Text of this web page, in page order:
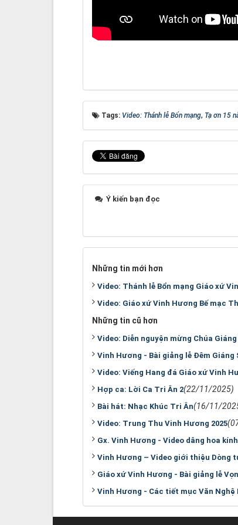
Tags: Video: Thánh lễ Bổn mạng, Tạ ơn 15
Ý kiến bạn đọc
Những tin mới hơn
Video: Thánh lễ Bổn mạng Giáo xứ
Video: Giáo xứ Vinh Hương Bế mạc
Những tin cũ hơn
Video: Diễn nguyện mừng Chúa
Vinh Hương - Bài giảng lễ Đêm Giáng
Video: Viếng Hang đá Giáo xứ Vinh
Hợp ca: Lời Ca Tri Ân 2(22/11/2025)
Bài hát: Nhạc Khúc Tri Ân(16/11/
Video: Trung Thu Vinh Hương 2025
Gx. Vinh Hương - Video dâng hoa kính
Vinh Hương – Video giới thiệu Dòng
Giáo xứ Vinh Hương - Bài giảng lễ
Vinh Hương - Các tiết mục Văn Nghệ